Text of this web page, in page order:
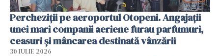
Percheziții pe aeroportul Otopeni. Angajații
unei mari companii aeriene furau parfumuri,
ceasuri și mâncarea destinată vânzării
30 IULIE 2026